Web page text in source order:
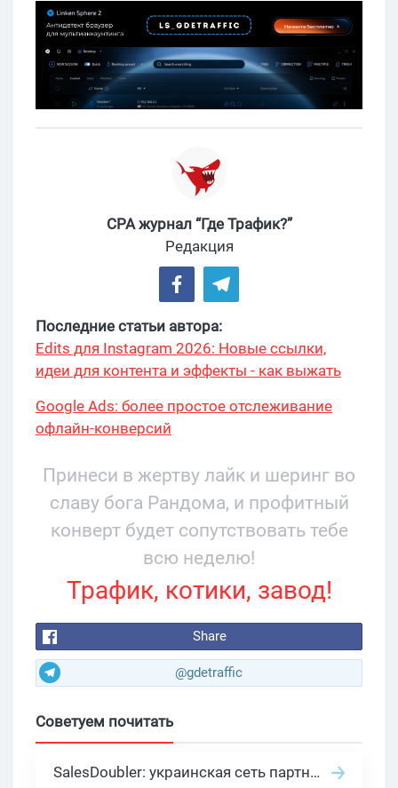
CPA журнал “Где Трафик?”
Редакция
Последние статьи автора:
Edits для Instagram 2026: Новые ссылки,
идеи для контента и эффекты - как выжать
Google Ads: более простое отслеживание
офлайн-конверсий
Принеси в жертву лайк и шеринг во
славу бога Рандома, и профитный
конверт будет сопутствовать тебе
всю неделю!
Трафик, котики, завод!
Share
@gdetraffic
Советуем почитать
SalesDoubler: украинская сеть партнерских программ с оплатой за действие